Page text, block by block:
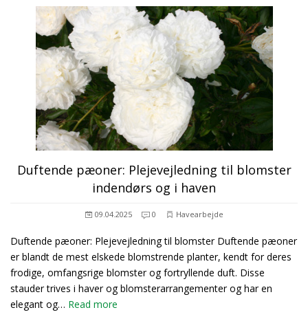
Duftende pæoner: Plejevejledning til blomster
indendørs og i haven
09.04.2025 0 Havearbejde
Duftende pæoner: Plejevejledning til blomster Duftende pæoner
er blandt de mest elskede blomstrende planter, kendt for deres
frodige, omfangsrige blomster og fortryllende duft. Disse
stauder trives i haver og blomsterarrangementer og har en
elegant og… Read more